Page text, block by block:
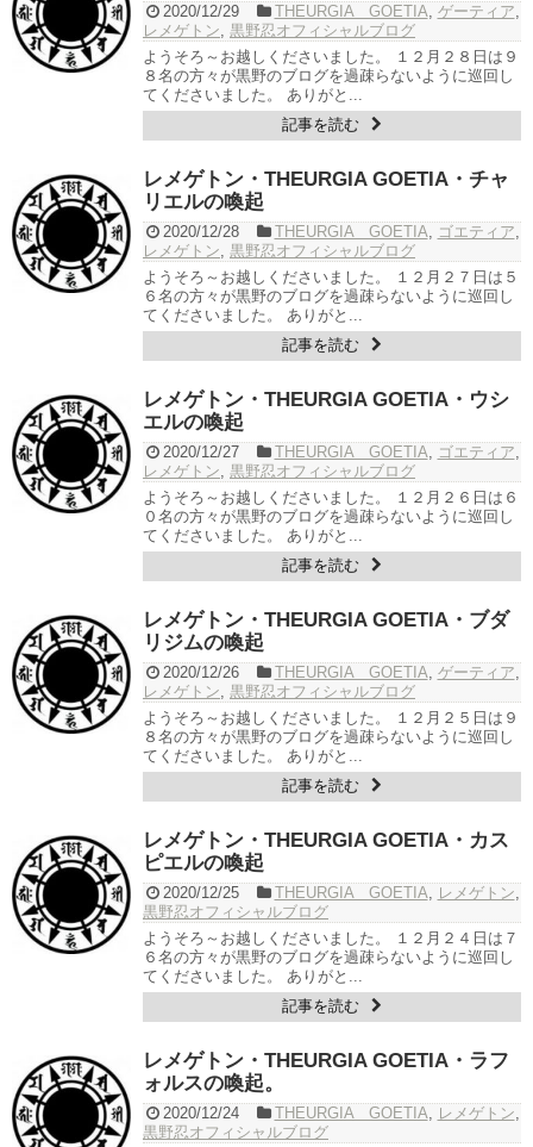
2020/12/29 THEURGIA GOETIA ゲーティア
レメゲトン 黒野忍オフィシャルブログ
ようそろ～お越しくださいました。 １２月２８日は９
８名の方々が黒野のブログを過疎らないように巡回し
てくださいました。 ありがと...
記事を読む
レメゲトン・THEURGIA GOETIA・チャ
リエルの喚起
2020/12/28 THEURGIA GOETIA ゴエティア
レメゲトン 黒野忍オフィシャルブログ
ようそろ～お越しくださいました。 １２月２７日は５
６名の方々が黒野のブログを過疎らないように巡回し
てくださいました。 ありがと...
記事を読む
レメゲトン・THEURGIA GOETIA・ウシ
エルの喚起
2020/12/27 THEURGIA GOETIA ゴエティア
レメゲトン 黒野忍オフィシャルブログ
ようそろ～お越しくださいました。 １２月２６日は６
０名の方々が黒野のブログを過疎らないように巡回し
てくださいました。 ありがと...
記事を読む
レメゲトン・THEURGIA GOETIA・ブダ
リジムの喚起
2020/12/26 THEURGIA GOETIA ゲーティア
レメゲトン 黒野忍オフィシャルブログ
ようそろ～お越しくださいました。 １２月２５日は９
８名の方々が黒野のブログを過疎らないように巡回し
てくださいました。 ありがと...
記事を読む
レメゲトン・THEURGIA GOETIA・カス
ピエルの喚起
2020/12/25 THEURGIA GOETIA レメゲトン
黒野忍オフィシャルブログ
ようそろ～お越しくださいました。 １２月２４日は７
６名の方々が黒野のブログを過疎らないように巡回し
てくださいました。 ありがと...
記事を読む
レメゲトン・THEURGIA GOETIA・ラフ
ォルスの喚起。
2020/12/24 THEURGIA GOETIA レメゲトン
黒野忍オフィシャルブログ